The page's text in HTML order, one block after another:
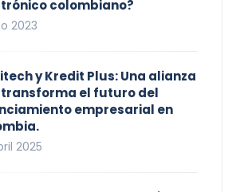
colombiano?
2023
y Kredit Plus: Una alianza
el futuro del
empresarial en
2025